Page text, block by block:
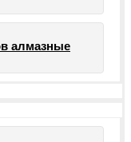
алмазные